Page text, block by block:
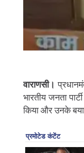
वाराणसी।
भारतीय जनता
किया और उनके